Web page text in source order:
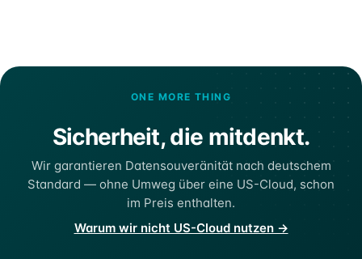
ONE MORE THING
Sicherheit, die mitdenkt.
Wir garantieren Datensouveränität nach deutschem
Standard — ohne Umweg über eine US-Cloud, schon
im Preis enthalten.
Warum wir nicht US-Cloud nutzen →